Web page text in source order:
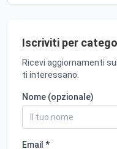
Iscriviti per
Ricevi aggiornamenti
ti interessano.
Nome (opzionale)
Email *